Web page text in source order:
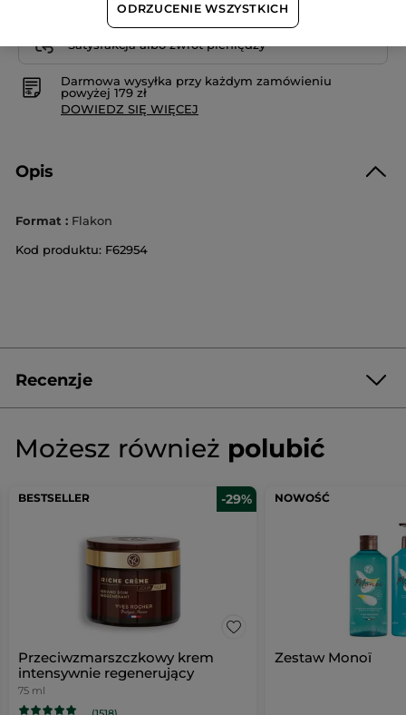
Bezpieczna płatność
Satysfakcja albo zwrot pieniędzy
Darmowa wysyłka przy każdym zamówieniu
powyżej 179 zł
DOWIEDZ SIĘ WIĘCEJ
Opis
Format : Flakon
Kod produktu: F62954
Recenzje
★★★★★
★★★★★
Brak
DODAJ RECENZJĘ
Możesz również polubić
BESTSELLER -29%
Przeciwzmarszczkowy krem
intensywnie regenerujący
75 ml
NOWOŚĆ
Zestaw Monoï
ODRZUCENIE WSZYSTKICH